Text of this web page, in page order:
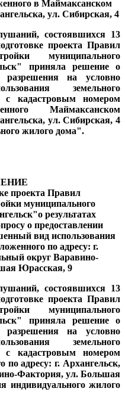
в Маймаксанском
ул. Сибирская, 4
состоявшихся 13
проекта Правил
муниципального
приняла решение о
разрешения на условно
земельного
кадастровым номером
Маймаксанском
ул. Сибирская, 4
жилого дома".
проекта Правил
муниципального
о результатах
о предоставлении
вид использования
по адресу: г.
округ Варавино-
Юрасская, 9
состоявшихся 13
проекта Правил
муниципального
приняла решение о
разрешения на условно
земельного
кадастровым номером
по адресу: г. Архангельск,
Фактория, ул. Большая
жилого